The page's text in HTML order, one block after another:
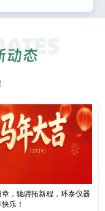
章，驰骋拓新程，环泰仪器
乐！